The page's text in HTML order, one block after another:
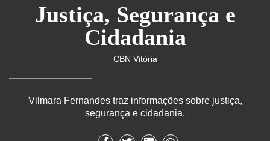
Justiça, Segurança e
Cidadania
CBN Vitória
Vilmara Fernandes traz informações sobre justiça,
segurança e cidadania.